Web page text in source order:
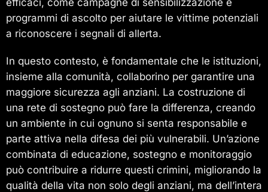
efficaci, come campagne di sensibilizzazione e
programmi di ascolto per aiutare le vittime potenziali
a riconoscere i segnali di allerta.
In questo contesto, è fondamentale che le istituzioni,
insieme alla comunità, collaborino per garantire una
maggiore sicurezza agli anziani. La costruzione di
una rete di sostegno può fare la differenza, creando
un ambiente in cui ognuno si senta responsabile e
parte attiva nella difesa dei più vulnerabili. Un’azione
combinata di educazione, sostegno e monitoraggio
può contribuire a ridurre questi crimini, migliorando la
qualità della vita non solo degli anziani, ma dell’intera